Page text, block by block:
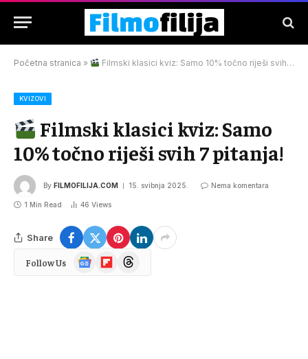
Početna stranica » Filmski klasici kviz: Samo 10% točno riješi svih 7 pitanja!
KVIZOVI
Filmski klasici kviz: Samo
10% točno riješi svih 7 pitanja!
By FILMOFILIJA.COM 15. svibnja 2025. Nema komentara
1 Min Read 46 Views
Share
Follow Us
Google
News
FlipboardThreads